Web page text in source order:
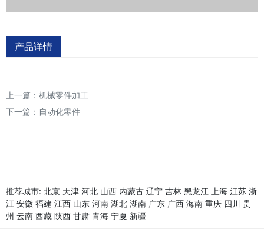
产品详情
上一篇： 机械零件加工
下一篇： 自动化零件
推荐城市: 北京 天津 河北 山西 内蒙古 辽宁 吉林 黑龙江 上海 江苏 浙
江 安徽 福建 江西 山东 河南 湖北 湖南 广东 广西 海南 重庆 四川 贵
州 云南 西藏 陕西 甘肃 青海 宁夏 新疆